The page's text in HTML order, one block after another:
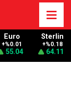
Euro
+%0.01
55.04
Sterlin
+%0.18
64.11